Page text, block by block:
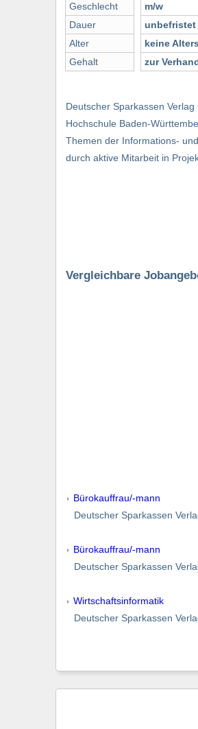
Geschlecht
Dauer
Alter
Gehalt
m/w
unbefristet
keine
zur
Deutscher Sparkassen
Hochschule Baden-
Themen der Informations-
durch aktive Mitarbeit in
Vergleichbare
Bürokauffrau/-mann
Deutscher Sparkassen
Bürokauffrau/-mann
Deutscher Sparkassen
Wirtschaftsinformatik
Deutscher Sparkassen